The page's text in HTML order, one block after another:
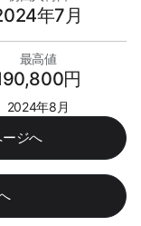
年7月
最高値
円
2024年8月
ジへ